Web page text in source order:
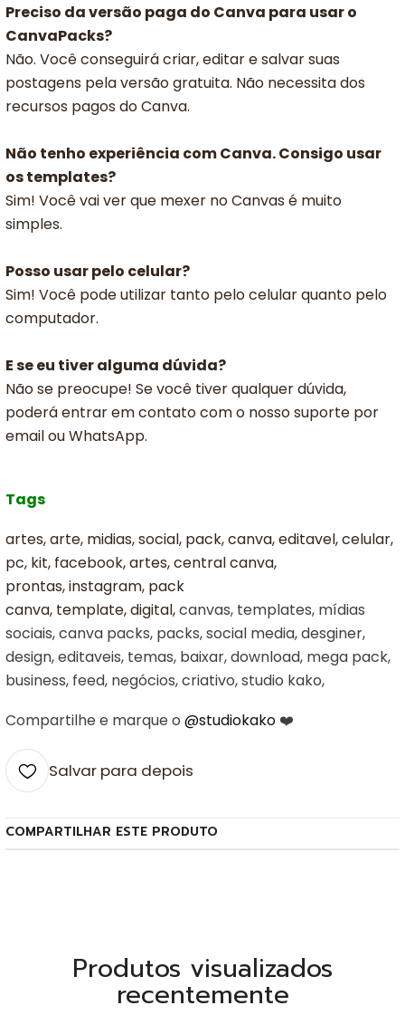
Preciso da versão paga do Canva para usar o
CanvaPacks?
Não. Você conseguirá criar, editar e salvar suas
postagens pela versão gratuita. Não necessita dos
recursos pagos do Canva.
Não tenho experiência com Canva. Consigo usar
os templates?
Sim! Você vai ver que mexer no Canvas é muito
simples.
Posso usar pelo celular?
Sim! Você pode utilizar tanto pelo celular quanto pelo
computador.
E se eu tiver alguma dúvida?
Não se preocupe! Se você tiver qualquer dúvida,
poderá entrar em contato com o nosso suporte por
email ou WhatsApp.
Tags
artes, arte, midias, social, pack, canva, editavel, celular,
pc, kit, facebook, artes, central canva,
prontas, instagram, pack
canva, template, digital,canvas, templates, mídias
sociais, canva packs, packs, social media, desginer,
design, editaveis, temas, baixar, download, mega pack,
business, feed, negócios, criativo, studio kako,
Compartilhe e marque o @studiokako ❤️
Salvar para depois
COMPARTILHAR ESTE PRODUTO
Produtos visualizados
recentemente